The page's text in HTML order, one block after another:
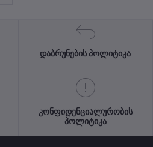
დაბრუნების პოლიტიკა
კონფიდენციალურობის
პოლიტიკა